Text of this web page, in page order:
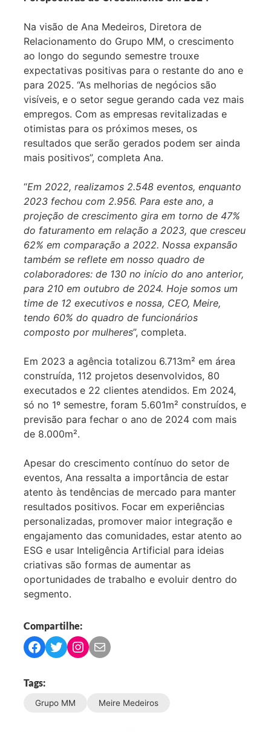
Na visão de Ana Medeiros, Diretora de
Relacionamento do Grupo MM, o crescimento
ao longo do segundo semestre trouxe
expectativas positivas para o restante do ano e
para 2025. “As melhorias de negócios são
visíveis, e o setor segue gerando cada vez mais
empregos. Com as empresas revitalizadas e
otimistas para os próximos meses, os
resultados que serão gerados podem ser ainda
mais positivos”, completa Ana.
“Em 2022, realizamos 2.548 eventos, enquanto
2023 fechou com 2.956. Para este ano, a
projeção de crescimento gira em torno de 47%
do faturamento em relação a 2023, que cresceu
62% em comparação a 2022. Nossa expansão
também se reflete em nosso quadro de
colaboradores: de 130 no início do ano anterior,
para 210 em outubro de 2024. Hoje somos um
time de 12 executivos e nossa, CEO, Meire,
tendo 60% do quadro de funcionários
composto por mulheres”, completa.
Em 2023 a agência totalizou 6.713m² em área
construída, 112 projetos desenvolvidos, 80
executados e 22 clientes atendidos. Em 2024,
só no 1º semestre, foram 5.601m² construídos, e
previsão para fechar o ano de 2024 com mais
de 8.000m².
Apesar do crescimento contínuo do setor de
eventos, Ana ressalta a importância de estar
atento às tendências de mercado para manter
resultados positivos. Focar em experiências
personalizadas, promover maior integração e
engajamento das comunidades, estar atento ao
ESG e usar Inteligência Artificial para ideias
criativas são formas de aumentar as
oportunidades de trabalho e evoluir dentro do
segmento.
Compartilhe:
C
p
a
C
a
C
C
a
Tags:
Grupo MM Meire Medeiros